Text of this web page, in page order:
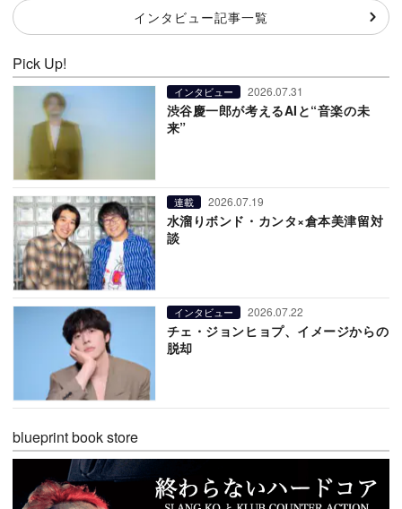
インタビュー記事一覧
Pick Up!
インタビュー 2026.07.31
渋谷慶一郎が考えるAIと“音楽の未
来”
連載 2026.07.19
水溜りボンド・カンタ×倉本美津留対
談
インタビュー 2026.07.22
チェ・ジョンヒョプ、イメージからの
脱却
blueprint book store